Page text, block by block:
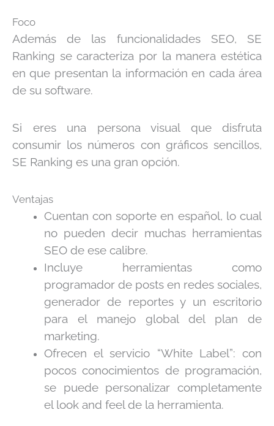
Foco
Además de las funcionalidades SEO, SE
Ranking se caracteriza por la manera estética
en que presentan la información en cada área
de su software.
Si eres una persona visual que disfruta
consumir los números con gráficos sencillos,
SE Ranking es una gran opción.
Ventajas
Cuentan con soporte en español, lo cual
no pueden decir muchas herramientas
SEO de ese calibre.
Incluye herramientas como
programador de posts en redes sociales,
generador de reportes y un escritorio
para el manejo global del plan de
marketing.
Ofrecen el servicio “White Label”: con
pocos conocimientos de programación,
se puede personalizar completamente
el look and feel de la herramienta.